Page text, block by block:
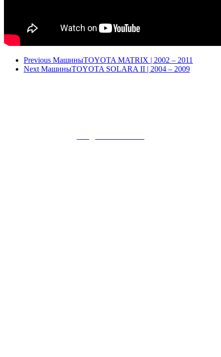
Previous МашиныTOYOTA MATRIX | 2002 – 2011
Next МашиныTOYOTA SOLARA II | 2004 – 2009